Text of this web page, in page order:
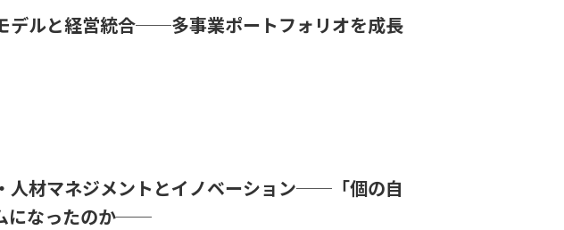
デルと経営統合──多事業ポートフォリオを成長
人材マネジメントとイノベーション──「個の自
になったのか──